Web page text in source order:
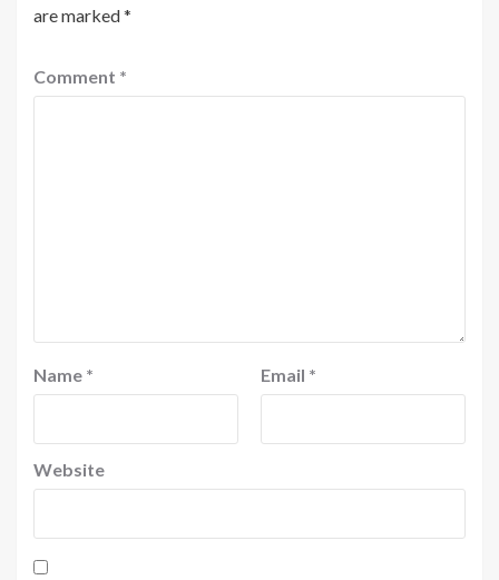
are marked*
Comment *
Name * Email *
Website